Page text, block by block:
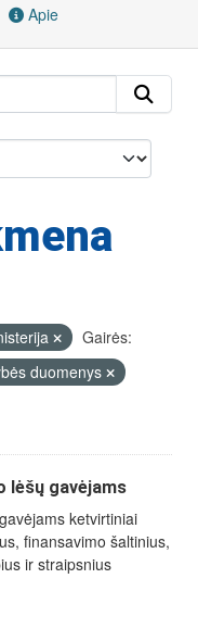
Apie
Gairės:
duomenys
lėšų gavėjams
ketvirtiniai
finansavimo šaltinius,
ir straipsnius